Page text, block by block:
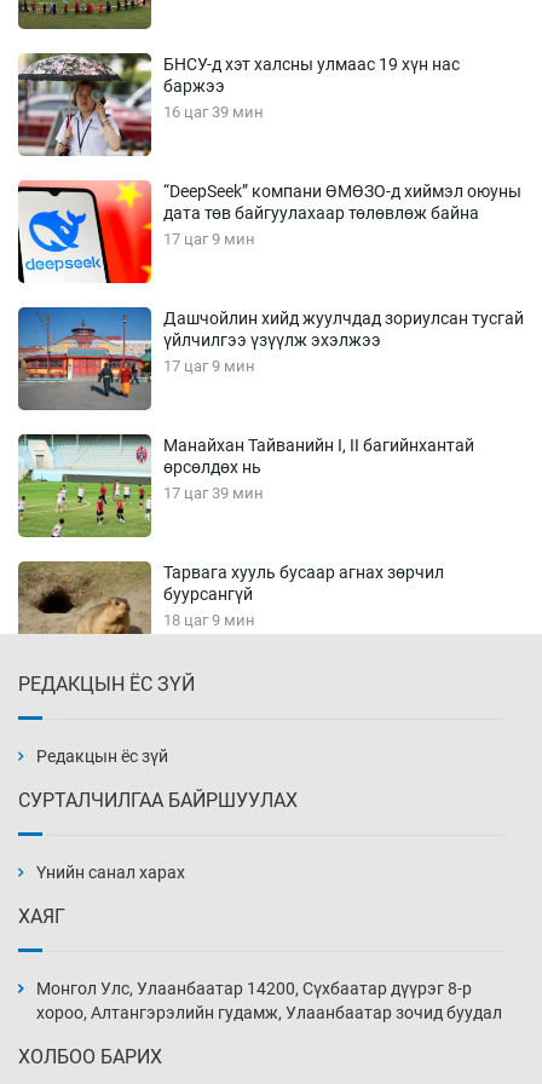
БНСУ-д хэт халсны улмаас 19 хүн нас
баржээ
16 цаг 39 мин
“DeepSeek” компани ӨМӨЗО-д хиймэл оюуны
дата төв байгуулахаар төлөвлөж байна
17 цаг 9 мин
Дашчойлин хийд жуулчдад зориулсан тусгай
үйлчилгээ үзүүлж эхэлжээ
17 цаг 9 мин
Манайхан Тайванийн I, II багийнхантай
өрсөлдөх нь
17 цаг 39 мин
Тарвага хууль бусаар агнах зөрчил
буурсангүй
18 цаг 9 мин
18 цаг 39 мин
19 цаг 9 мин
19 цаг 39 мин
РЕДАКЦЫН ЁС ЗҮЙ
Редакцын ёс зүй
СУРТАЛЧИЛГАА БАЙРШУУЛАХ
Үнийн санал харах
ХАЯГ
Монгол Улс, Улаанбаатар 14200, Сүхбаатар дүүрэг 8-р
хороо, Алтангэрэлийн гудамж, Улаанбаатар зочид буудал
ХОЛБОО БАРИХ